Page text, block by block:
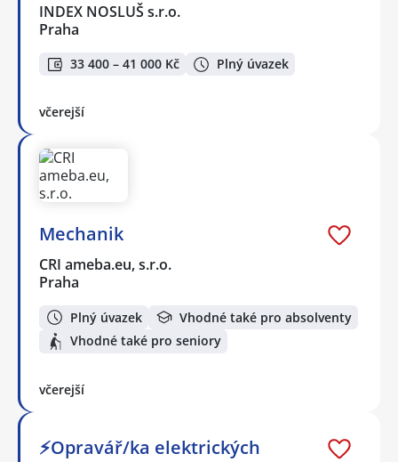
INDEX NOSLUŠ s.r.o.
Praha
33 400 – 41 000 Kč Plný úvazek
včerejší
Mechanik
CRI ameba.eu, s.r.o.
Praha
Plný úvazek
Vhodné také pro absolventy
Vhodné také pro seniory
včerejší
⚡Opravář/ka elektrických